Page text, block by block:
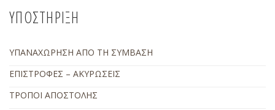
ΥΠΟΣΤΗΡΙΞΗ
ΥΠΑΝΑΧΩΡΗΣΗ ΑΠΟ ΤΗ ΣΥΜΒΑΣΗ
ΕΠΙΣΤΡΟΦΕΣ – ΑΚΥΡΩΣΕΙΣ
ΤΡΟΠΟΙ ΑΠΟΣΤΟΛΗΣ